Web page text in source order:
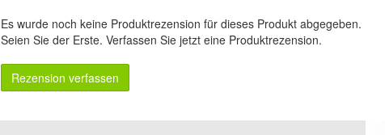
Es wurde noch keine Produktrezension für dieses Produkt abgegeben.
Seien Sie der Erste. Verfassen Sie jetzt eine Produktrezension.
Rezension verfassen